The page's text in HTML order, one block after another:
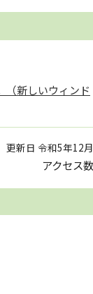
（新しいウィンド
更新日 令和5年12
アクセス数